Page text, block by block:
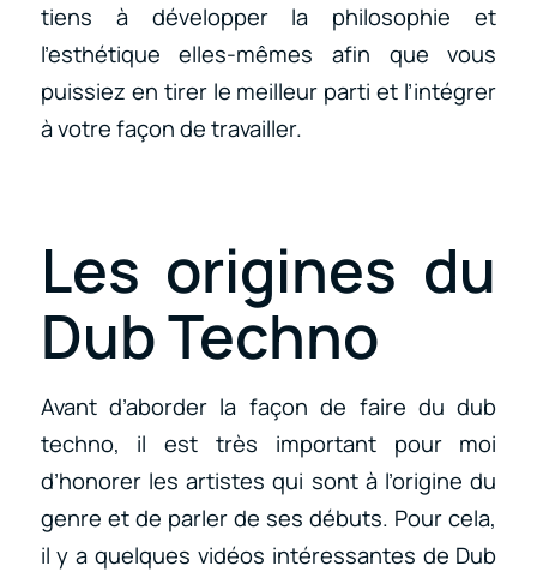
tiens à développer la philosophie et
l’esthétique elles-mêmes afin que vous
puissiez en tirer le meilleur parti et l’intégrer
à votre façon de travailler.
Les origines du
Dub Techno
Avant d’aborder la façon de faire du dub
techno, il est très important pour moi
d’honorer les artistes qui sont à l’origine du
genre et de parler de ses débuts. Pour cela,
il y a quelques vidéos intéressantes de Dub